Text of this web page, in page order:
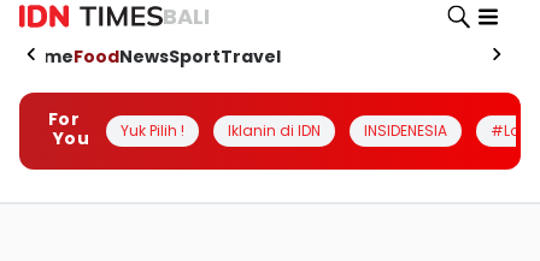
BALI
HomeFoodNewsSportTravel
For
You
Yuk Pilih ! Iklanin di IDN INSIDENESIA